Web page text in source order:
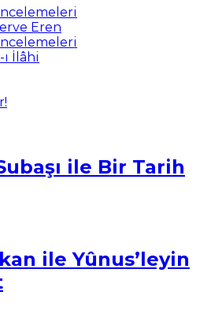
Eren
İlâhi
ile Bir Tarih
ile Yûnus’leyin